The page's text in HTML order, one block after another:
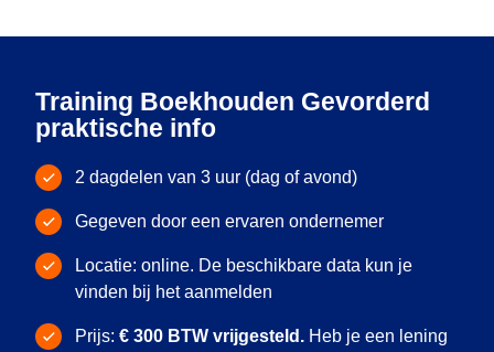
Training Boekhouden Gevorderd
praktische info
2 dagdelen van 3 uur (dag of avond)
Gegeven door een ervaren ondernemer
Locatie: online. De beschikbare data kun je
vinden bij het aanmelden
Prijs: € 300 BTW vrijgesteld. Heb je een lening